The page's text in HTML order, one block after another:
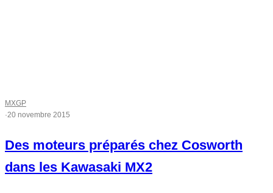
MXGP
·20 novembre 2015
Des moteurs préparés chez Cosworth
dans les Kawasaki MX2